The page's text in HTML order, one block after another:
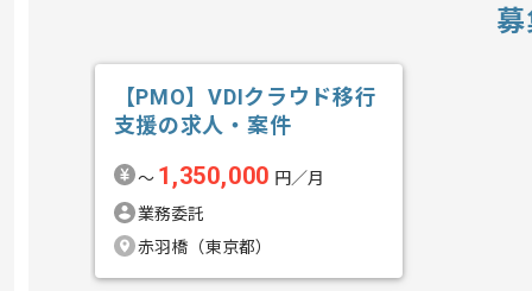
【PMO】VDIクラウド移行
支援の求人・案件
〜 1,350,000 円／月
業務委託
赤羽橋（東京都）